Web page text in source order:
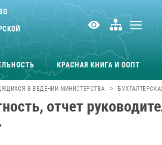
КРАСНАЯ КНИГА И ООПТ
В ВЕДЕНИИ МИНИСТЕРСТВА >
отчет